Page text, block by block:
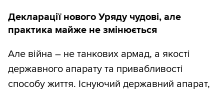
Декларації нового Уряду чудові, але
практика майже не змінюється
Але війна – не танкових армад, а якості
державного апарату та привабливості
способу життя. Існуючий державний апарат,